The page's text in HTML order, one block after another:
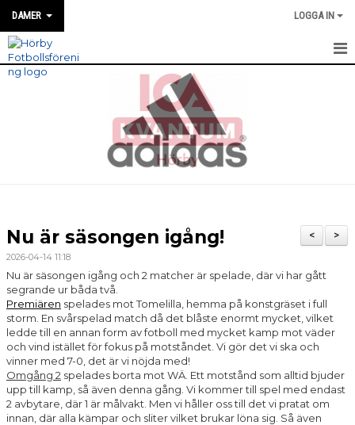
DAMER LOGGA IN
HEM
MATCH INFO / REFERAT
BILDGALLERI
DOKUMENT
KONTAKT
MATCHER
>
<
Nu är säsongen igång!
2026-04-14 11:18
Nu är säsongen igång och 2 matcher är spelade, där vi har gått
segrande ur båda två.
Premiären spelades mot Tomelilla, hemma på konstgräset i full
storm. En svårspelad match då det blåste enormt mycket, vilket
ledde till en annan form av fotboll med mycket kamp mot väder
och vind istället för fokus på motståndet. Vi gör det vi ska och
vinner med 7-0, det är vi nöjda med!
Omgång 2 spelades borta mot WÄ. Ett motstånd som alltid bjuder
upp till kamp, så även denna gång. Vi kommer till spel med endast
2 avbytare, där 1 är målvakt. Men vi håller oss till det vi pratat om
innan, där alla kämpar och sliter vilket brukar löna sig. Så även